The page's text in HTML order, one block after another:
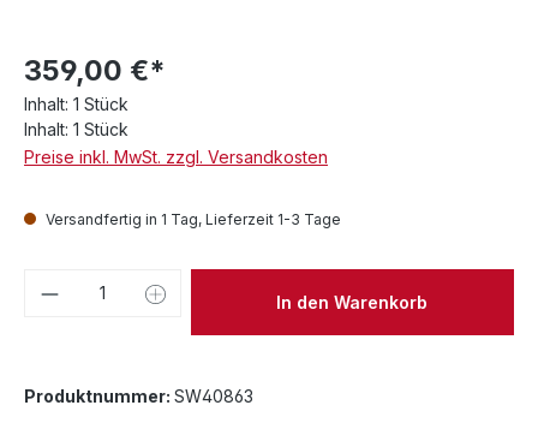
359,00 €*
Inhalt: 1 Stück
Inhalt: 1 Stück
Preise inkl. MwSt. zzgl. Versandkosten
Versandfertig in 1 Tag, Lieferzeit 1-3 Tage
Produkt Anzahl: Gib denIn den Warenkorb
Produktnummer: SW40863